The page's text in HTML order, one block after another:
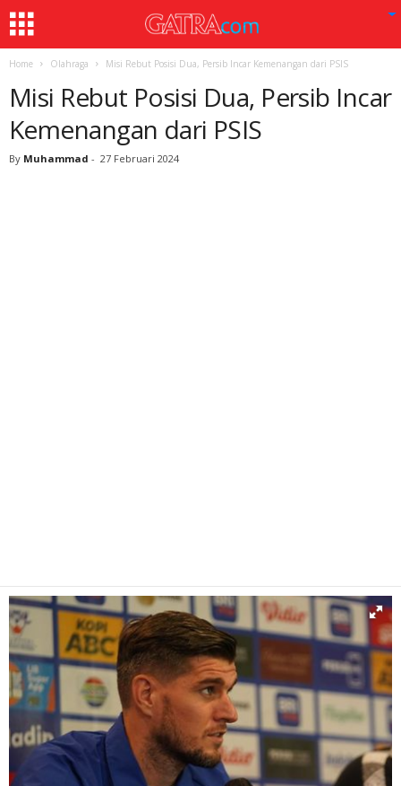
Home Olahraga Misi Rebut Posisi Dua, Persib Incar Kemenangan dari PSIS
Misi Rebut Posisi Dua, Persib Incar
Kemenangan dari PSIS
By Muhammad - 27 Februari 2024